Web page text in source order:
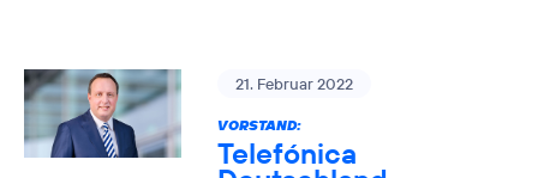
21. Februar 2022
VORSTAND:
Telefónica